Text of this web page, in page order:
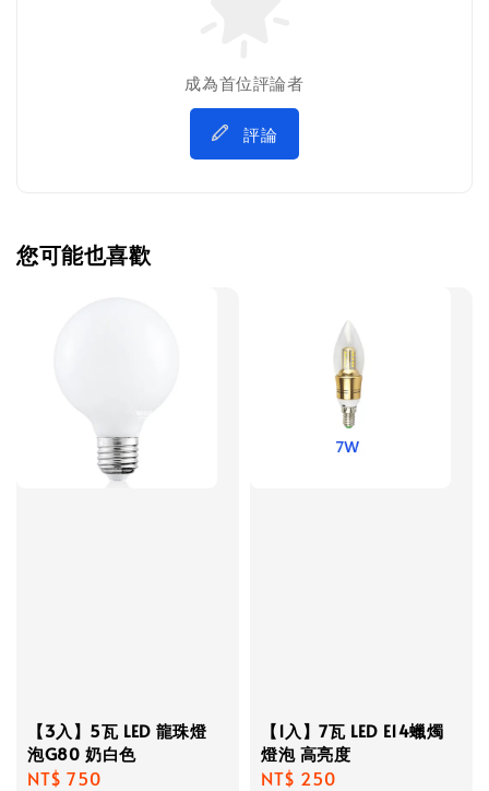
成為首位評論者
評論
您可能也喜歡
【3入】5瓦 LED 龍珠燈
泡G80 奶白色
Regular
NT$ 750
【1入】7瓦 LED E14蠟燭
燈泡 高亮度
Regular
NT$ 250